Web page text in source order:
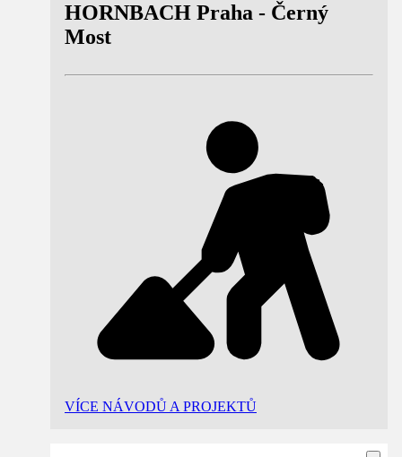
HORNBACH Praha - Černý
Most
VÍCE NÁVODŮ A PROJEKTŮ